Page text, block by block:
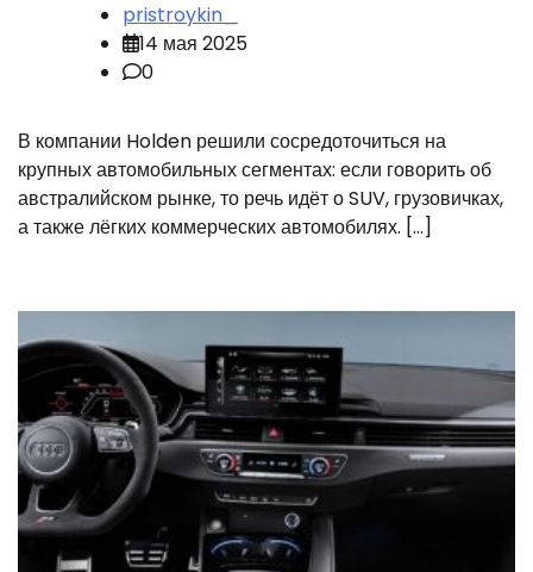
pristroykin_
14 мая 2025
0
В компании Holden решили сосредоточиться на
крупных автомобильных сегментах: если говорить об
австралийском рынке, то речь идёт о SUV, грузовичках,
а также лёгких коммерческих автомобилях. […]